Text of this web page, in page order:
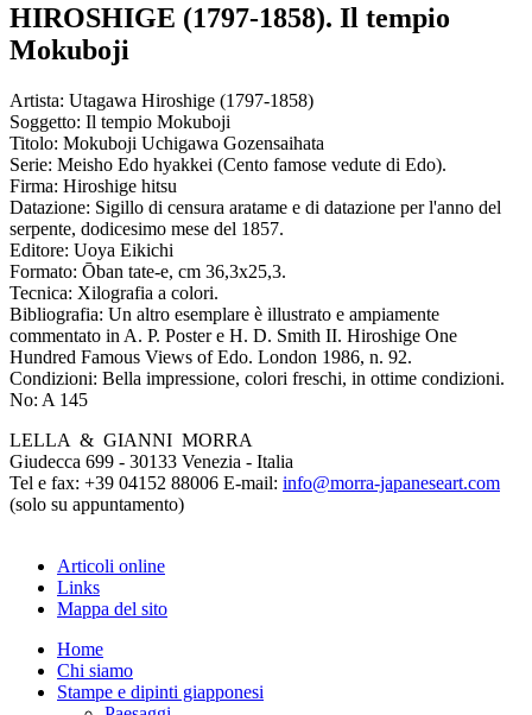
HIROSHIGE (1797-1858). Il tempio
Mokuboji
Artista: Utagawa Hiroshige (1797-1858)
Soggetto: Il tempio Mokuboji
Titolo: Mokuboji Uchigawa Gozensaihata
Serie: Meisho Edo hyakkei (Cento famose vedute di Edo).
Firma: Hiroshige hitsu
Datazione: Sigillo di censura aratame e di datazione per l'anno del
serpente, dodicesimo mese del 1857.
Editore: Uoya Eikichi
Formato: Ōban tate-e, cm 36,3x25,3.
Tecnica: Xilografia a colori.
Bibliografia: Un altro esemplare è illustrato e ampiamente
commentato in A. P. Poster e H. D. Smith II. Hiroshige One
Hundred Famous Views of Edo. London 1986, n. 92.
Condizioni: Bella impressione, colori freschi, in ottime condizioni.
No: A 145
LELLA & GIANNI MORRA
Giudecca 699 - 30133 Venezia - Italia
Tel e fax: +39 04152 88006 E-mail: info@morra-japaneseart.com
(solo su appuntamento)
Articoli online
Links
Mappa del sito
Home
Chi siamo
Stampe e dipinti giapponesi